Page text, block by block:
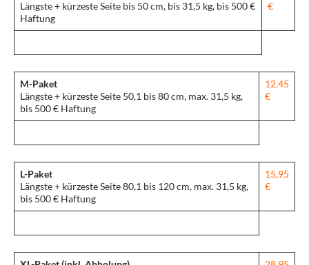
Längste + kürzeste Seite bis 50 cm, bis 31,5 kg, bis 500 €
Haftung
€
M-Paket
Längste + kürzeste Seite 50,1 bis 80 cm, max. 31,5 kg,
bis 500 € Haftung
12,45
€
L-Paket
Längste + kürzeste Seite 80,1 bis 120 cm, max. 31,5 kg,
bis 500 € Haftung
15,95
€